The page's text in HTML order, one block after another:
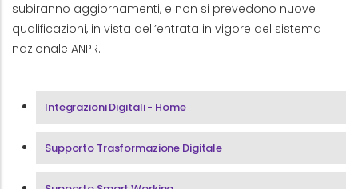
subiranno aggiornamenti, e non si prevedono nuove
qualificazioni, in vista dell’entrata in vigore del sistema
nazionale ANPR.
Menu Area Integrazioni Digitali
Integrazioni Digitali - Home
Supporto Trasformazione Digitale